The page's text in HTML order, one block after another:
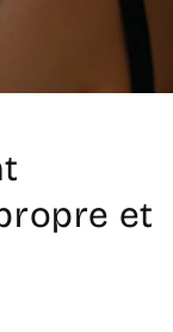
et